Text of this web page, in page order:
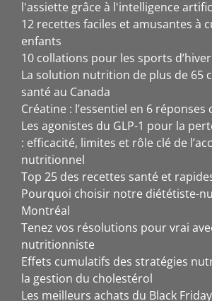
l'assiette grâce à l'intelligence
12 recettes faciles et amusantes à
enfants
10 collations pour les sports d’hiver
La solution nutrition de plus de 65
santé au Canada
Créatine : l’essentiel en 6 réponses
Les agonistes du GLP-1 pour la
: efficacité, limites et rôle clé de
nutritionnel
Top 25 des recettes santé et
Pourquoi choisir notre diététiste-
Montréal
Tenez vos résolutions pour vrai
nutritionniste
Effets cumulatifs des stratégies
la gestion du cholestérol
Les meilleurs achats du Black